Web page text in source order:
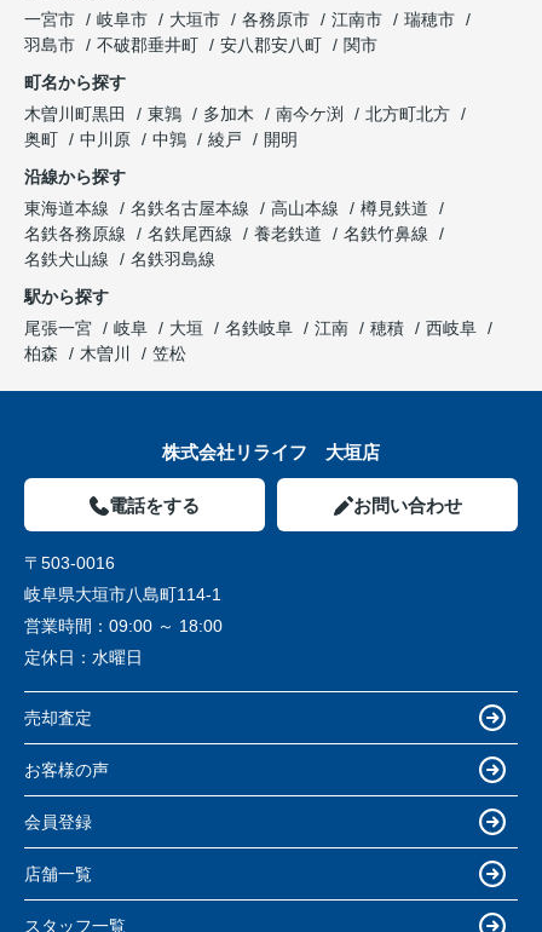
一宮市
岐阜市 大垣市 各務原市 江南市
瑞穂市
羽島市
不破郡垂井町 安八郡安八町
関市
町名から探す
木曽川町黒田
東鶉 多加木 南今ケ渕
北方町北方
奥町
中川原 中鶉 綾戸
開明
沿線から探す
東海道本線
名鉄名古屋本線 高山本線
樽見鉄道
名鉄各務原線
名鉄尾西線 養老鉄道
名鉄竹鼻線
名鉄犬山線
名鉄羽島線
駅から探す
尾張一宮
岐阜 大垣 名鉄岐阜 江南 穂積
西岐阜
柏森
木曽川 笠松
株式会社リライフ 大垣店
電話をする お問い合わせ
〒503-0016
岐阜県大垣市八島町114-1
営業時間： 09:00 ～ 18:00
定休日： 水曜日
売却査定
お客様の声
会員登録
店舗一覧
スタッフ一覧